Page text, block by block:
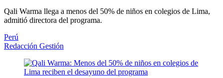
Qali Warma llega a menos del 50% de niños en colegios de Lima,
admitió directora del programa.
Perú
Redacción Gestión